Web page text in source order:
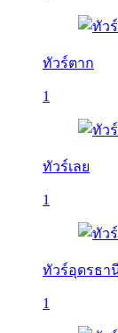
ทัวร์ตาก
1
ทัวร์เลย
1
ทัวร์อุดรธา
1